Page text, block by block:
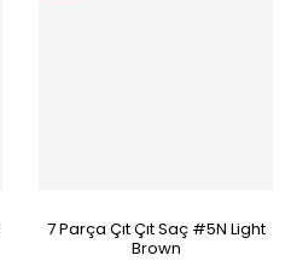
7 Parça Çıt Çıt Saç #5N Light
Brown